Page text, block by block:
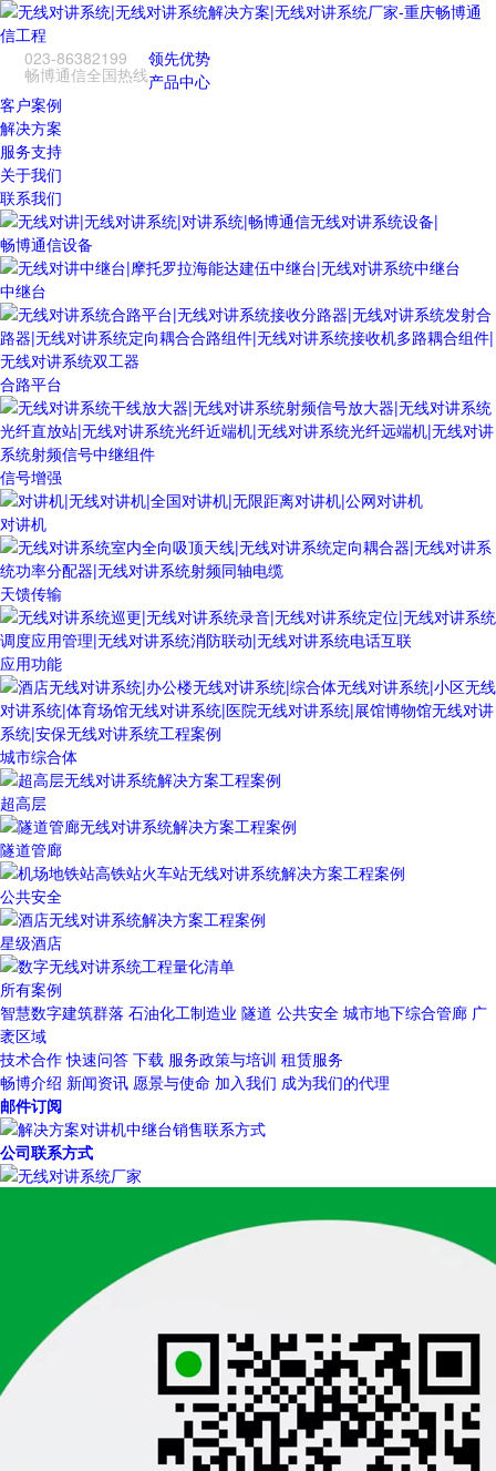
023-86382199
畅博通信全国热线
领先优势
产品中心
客户案例
解决方案
服务支持
关于我们
联系我们
畅博通信设备
中继台
合路平台
信号增强
对讲机
天馈传输
应用功能
城市综合体
超高层
隧道管廊
公共安全
星级酒店
所有案例
智慧数字建筑群落 石油化工制造业 隧道 公共安全 城市地下综合管廊 广
袤区域
技术合作 快速问答 下载 服务政策与培训 租赁服务
畅博介绍 新闻资讯 愿景与使命 加入我们 成为我们的代理
邮件订阅
公司联系方式